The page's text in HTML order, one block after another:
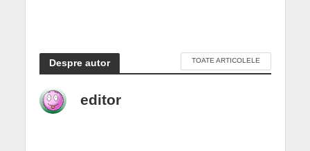
Despre autor TOATE ARTICOLELE
editor